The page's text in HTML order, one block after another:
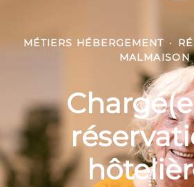
MÉTIERS HÉBERGEMENT ·
MALMAISON